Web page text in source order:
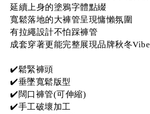
延續上身的塗鴉字體點綴
寬鬆落地的大褲管呈現慵懶氛圍
有拉繩設計不怕踩褲管
成套穿著更能完整展現品牌秋冬Vibe
✔️鬆緊褲頭
✔️垂墜寬鬆版型
✔️闊口褲管(可伸縮)
✔️手工破壞加工